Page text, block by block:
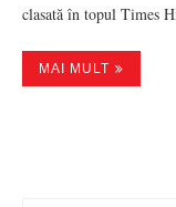
clasată în topul Times
MAI MULT